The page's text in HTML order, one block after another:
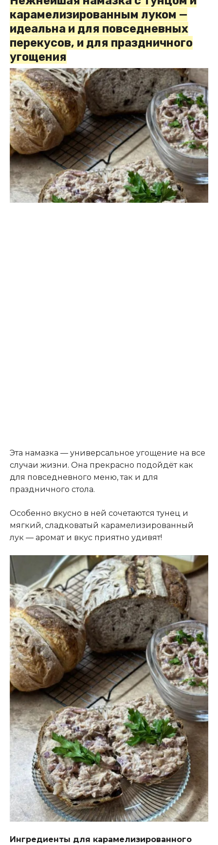
карамелизированным луком —
идеальна и для повседневных
перекусов, и для праздничного
угощения
Эта намазка — универсальное угощение на все
случаи жизни. Она прекрасно подойдёт как
для повседневного меню, так и для
праздничного стола.
Особенно вкусно в ней сочетаются тунец и
мягкий, сладковатый карамелизированный
лук — аромат и вкус приятно удивят!
Ингредиенты для карамелизированного